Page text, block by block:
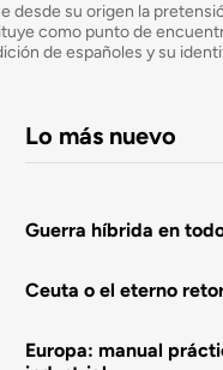
desde su origen la
como punto de
de españoles y su
Lo más nuevo
Guerra híbrida en
Ceuta o el eterno
Europa: manual